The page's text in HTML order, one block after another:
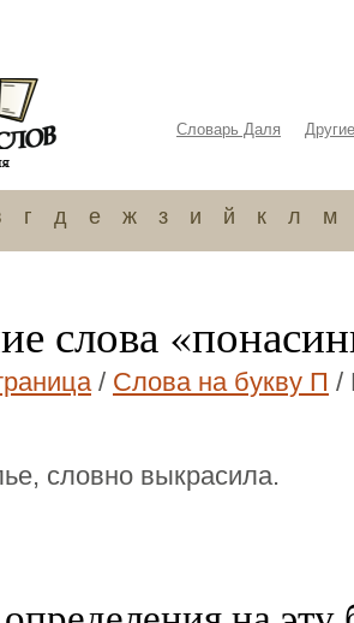
Словарь Даля
г д е ж з и й к л м
слова
/ Слова на букву П /
словно выкрасила.